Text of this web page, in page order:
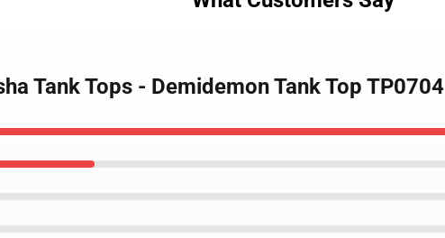
Tank Tops - Demidemon Tank Top TP0704